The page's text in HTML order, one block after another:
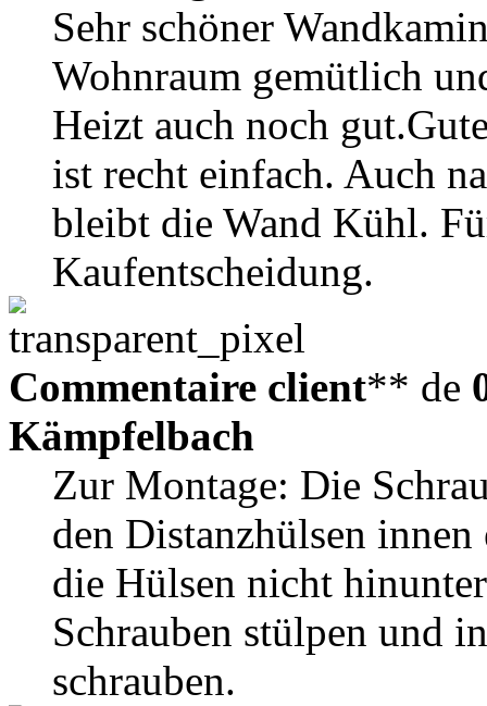
Sehr schöner
Wohnraum gemütlich
Heizt auch noch
ist recht einfach. Auch
bleibt die Wand Kühl.
Kaufentscheidung.
Commentaire client** de
Kämpfelbach
Zur Montage: Die
den Distanzhülsen
die Hülsen nicht
Schrauben stülpen und
schrauben.